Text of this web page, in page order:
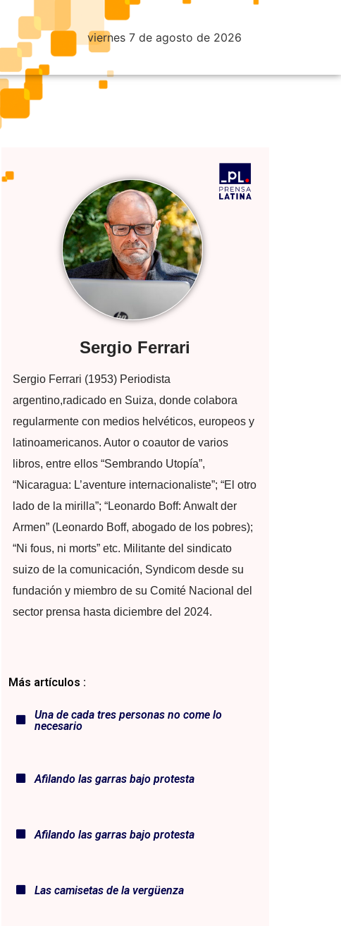
viernes 7 de agosto de 2026
Sergio Ferrari
Sergio Ferrari (1953) Periodista
argentino,radicado en Suiza, donde colabora
regularmente con medios helvéticos, europeos y
latinoamericanos. Autor o coautor de varios
libros, entre ellos “Sembrando Utopía”,
“Nicaragua: L’aventure internacionaliste”; “El otro
lado de la mirilla”; “Leonardo Boff: Anwalt der
Armen” (Leonardo Boff, abogado de los pobres);
“Ni fous, ni morts” etc. Militante del sindicato
suizo de la comunicación, Syndicom desde su
fundación y miembro de su Comité Nacional del
sector prensa hasta diciembre del 2024.
Más artículos :
Una de cada tres personas no come lo
necesario
Afilando las garras bajo protesta
Afilando las garras bajo protesta
Las camisetas de la vergüenza